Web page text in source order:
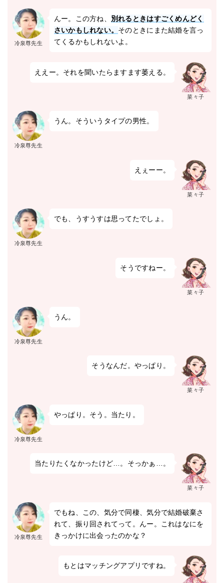
冷泉尊先生
んー。この方ね、 別れるときはすごくめんどく
さいかもしれない。 そのときにまた結婚を言っ
てくるかもしれないよ。
菜々子
ええー。それを聞いたらますます萎える。
冷泉尊先生
うん。そういうタイプの男性。
菜々子
えぇーー。
冷泉尊先生
でも、うすうすは思ってたでしょ。
菜々子
そうですねー。
冷泉尊先生
うん。
菜々子
そうなんだ。やっぱり。
冷泉尊先生
やっぱり。そう。当たり。
菜々子
当たりたくなかったけど…。そっかぁ…。
冷泉尊先生
でもね、この、気分で同棲、気分で結婚破棄さ
れて、振り回されてって。んー。これはなにを
きっかけに出会ったのかな？
もとはマッチングアプリですね。